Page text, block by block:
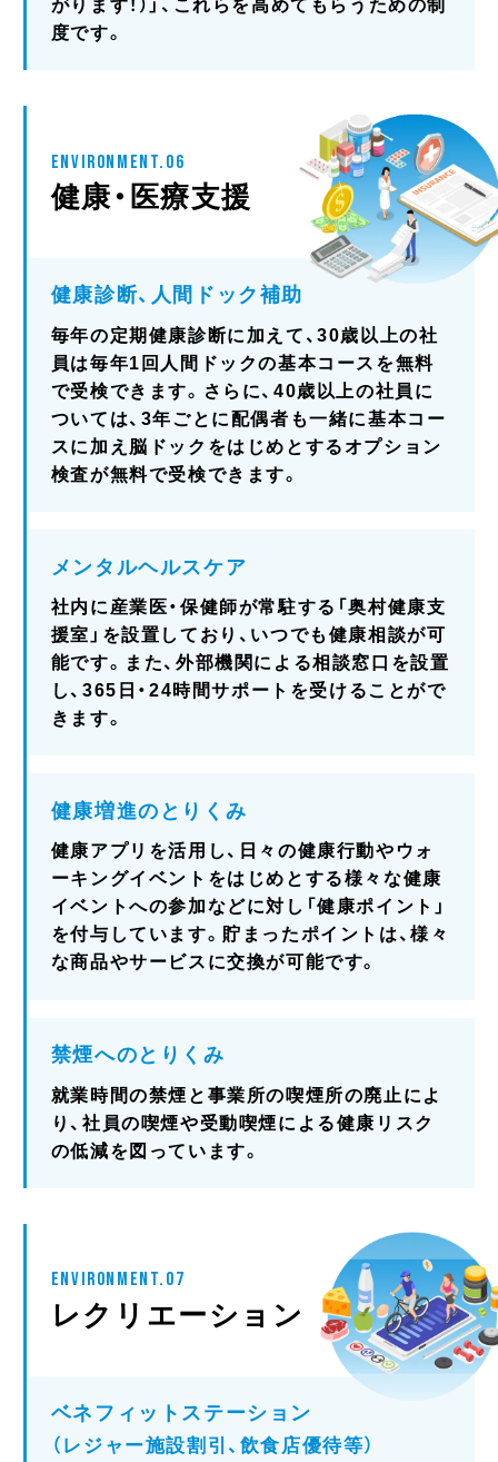
がります！）」、これらを高めてもらうための制
度です。
ENVIRONMENT.06
健康・医療支援
健康診断、人間ドック補助
毎年の定期健康診断に加えて、30歳以上の社
員は毎年1回人間ドックの基本コースを無料
で受検できます。さらに、40歳以上の社員に
ついては、3年ごとに配偶者も一緒に基本コー
スに加え脳ドックをはじめとするオプション
検査が無料で受検できます。
メンタルヘルスケア
社内に産業医・保健師が常駐する「奥村健康支
援室」を設置しており、いつでも健康相談が可
能です。また、外部機関による相談窓口を設置
し、365日・24時間サポートを受けることがで
きます。
健康増進のとりくみ
健康アプリを活用し、日々の健康行動やウォ
ーキングイベントをはじめとする様々な健康
イベントへの参加などに対し「健康ポイント」
を付与しています。貯まったポイントは、様々
な商品やサービスに交換が可能です。
禁煙へのとりくみ
就業時間の禁煙と事業所の喫煙所の廃止によ
り、社員の喫煙や受動喫煙による健康リスク
の低減を図っています。
ENVIRONMENT.07
レクリエーション
ベネフィットステーション
（レジャー施設割引、飲食店優待等）